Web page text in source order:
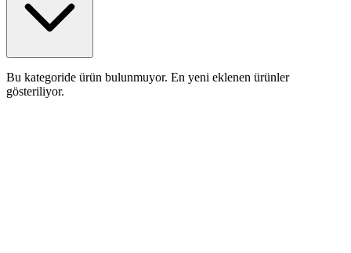
Bu kategoride ürün bulunmuyor. En yeni eklenen ürünler
gösteriliyor.